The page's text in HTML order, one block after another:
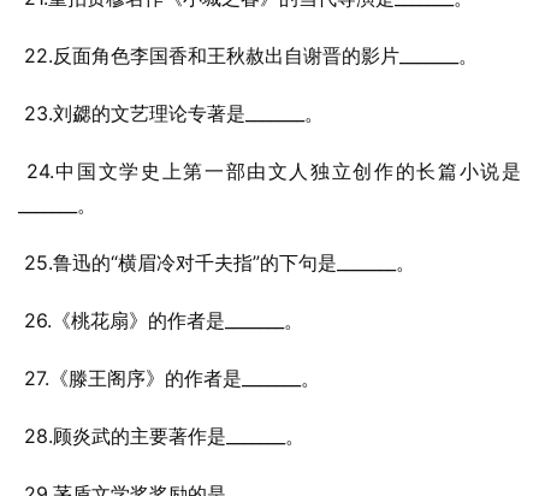
22.反面角色李国香和王秋赦出自谢晋的影片_______。
23.刘勰的文艺理论专著是_______。
_______。
25.鲁迅的“横眉冷对千夫指”的下句是_______。
26.《桃花扇》的作者是_______。
27.《滕王阁序》的作者是_______。
28.顾炎武的主要著作是_______。